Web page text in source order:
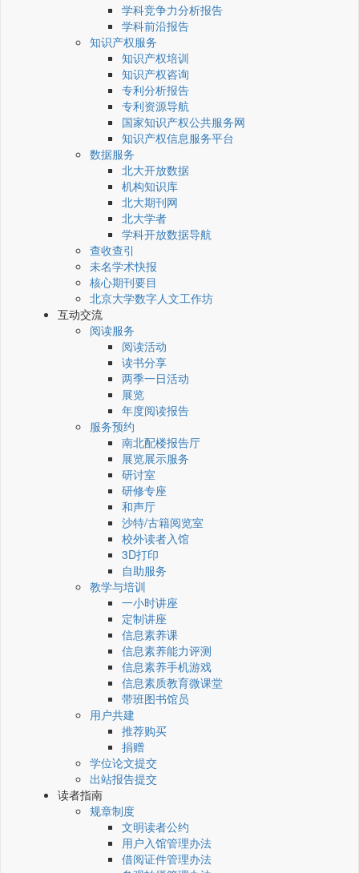
学科竞争力分析报告
学科前沿报告
知识产权服务
知识产权培训
知识产权咨询
专利分析报告
专利资源导航
国家知识产权公共服务网
知识产权信息服务平台
数据服务
北大开放数据
机构知识库
北大期刊网
北大学者
学科开放数据导航
查收查引
未名学术快报
核心期刊要目
北京大学数字人文工作坊
互动交流
阅读服务
阅读活动
读书分享
两季一日活动
展览
年度阅读报告
服务预约
南北配楼报告厅
展览展示服务
研讨室
研修专座
和声厅
沙特/古籍阅览室
校外读者入馆
3D打印
自助服务
教学与培训
一小时讲座
定制讲座
信息素养课
信息素养能力评测
信息素养手机游戏
信息素质教育微课堂
带班图书馆员
用户共建
推荐购买
捐赠
学位论文提交
出站报告提交
读者指南
规章制度
文明读者公约
用户入馆管理办法
借阅证件管理办法